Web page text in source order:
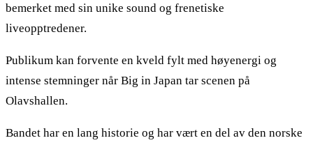
bemerket med sin unike sound og frenetiske
liveopptredener.
Publikum kan forvente en kveld fylt med høyenergi og
intense stemninger når Big in Japan tar scenen på
Olavshallen.
Bandet har en lang historie og har vært en del av den norske